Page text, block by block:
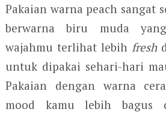
Pakaian warna peach sangat
berwarna biru muda
wajahmu terlihat lebih fresh
untuk dipakai sehari-hari
Pakaian dengan warna
mood kamu lebih bagus